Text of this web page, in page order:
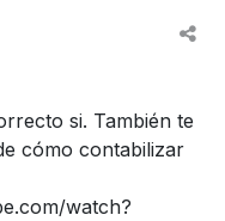
si. También te
cómo contabilizar
watch?